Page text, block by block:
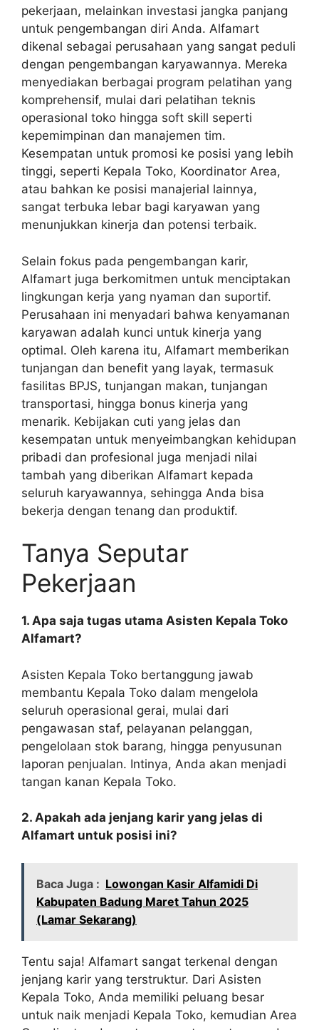
pekerjaan, melainkan investasi jangka panjang
untuk pengembangan diri Anda. Alfamart
dikenal sebagai perusahaan yang sangat peduli
dengan pengembangan karyawannya. Mereka
menyediakan berbagai program pelatihan yang
komprehensif, mulai dari pelatihan teknis
operasional toko hingga soft skill seperti
kepemimpinan dan manajemen tim.
Kesempatan untuk promosi ke posisi yang lebih
tinggi, seperti Kepala Toko, Koordinator Area,
atau bahkan ke posisi manajerial lainnya,
sangat terbuka lebar bagi karyawan yang
menunjukkan kinerja dan potensi terbaik.
Selain fokus pada pengembangan karir,
Alfamart juga berkomitmen untuk menciptakan
lingkungan kerja yang nyaman dan suportif.
Perusahaan ini menyadari bahwa kenyamanan
karyawan adalah kunci untuk kinerja yang
optimal. Oleh karena itu, Alfamart memberikan
tunjangan dan benefit yang layak, termasuk
fasilitas BPJS, tunjangan makan, tunjangan
transportasi, hingga bonus kinerja yang
menarik. Kebijakan cuti yang jelas dan
kesempatan untuk menyeimbangkan kehidupan
pribadi dan profesional juga menjadi nilai
tambah yang diberikan Alfamart kepada
seluruh karyawannya, sehingga Anda bisa
bekerja dengan tenang dan produktif.
Tanya Seputar
Pekerjaan
1. Apa saja tugas utama Asisten Kepala Toko
Alfamart?
Asisten Kepala Toko bertanggung jawab
membantu Kepala Toko dalam mengelola
seluruh operasional gerai, mulai dari
pengawasan staf, pelayanan pelanggan,
pengelolaan stok barang, hingga penyusunan
laporan penjualan. Intinya, Anda akan menjadi
tangan kanan Kepala Toko.
2. Apakah ada jenjang karir yang jelas di
Alfamart untuk posisi ini?
Baca Juga : Lowongan Kasir Alfamidi Di
Kabupaten Badung Maret Tahun 2025
(Lamar Sekarang)
Tentu saja! Alfamart sangat terkenal dengan
jenjang karir yang terstruktur. Dari Asisten
Kepala Toko, Anda memiliki peluang besar
untuk naik menjadi Kepala Toko, kemudian Area